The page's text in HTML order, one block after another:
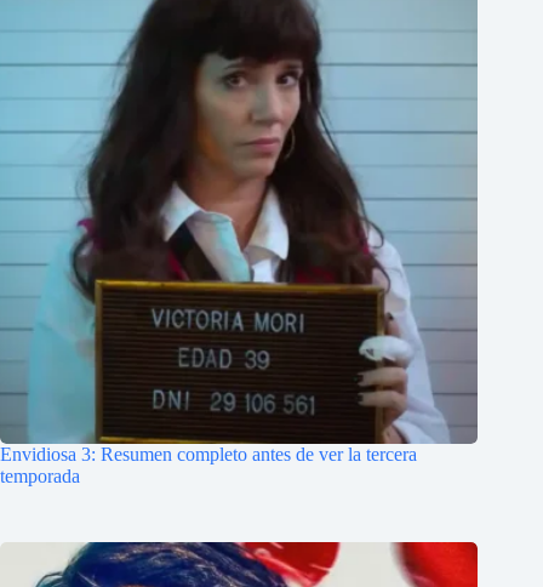
Envidiosa 3: Resumen completo antes de ver la tercera
temporada